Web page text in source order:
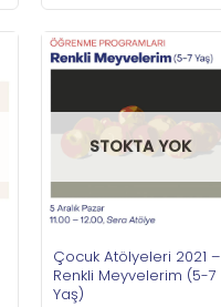
STOKTA YOK
Çocuk Atölyeleri 2021 –
Renkli Meyvelerim (5-7
Yaş)